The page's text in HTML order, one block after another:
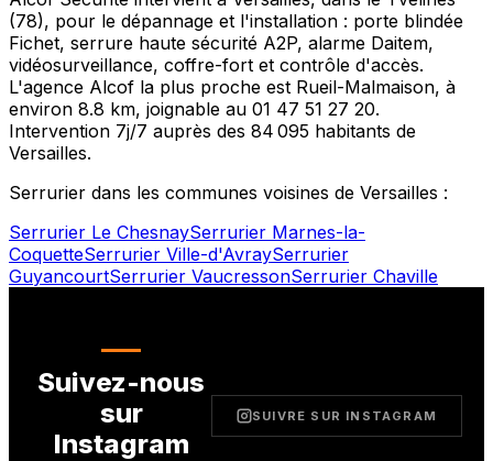
(78), pour le dépannage et l'installation : porte blindée
Fichet, serrure haute sécurité A2P, alarme Daitem,
vidéosurveillance, coffre-fort et contrôle d'accès.
L'agence Alcof la plus proche est Rueil-Malmaison, à
environ 8.8 km, joignable au 01 47 51 27 20.
Intervention 7j/7 auprès des 84 095 habitants de
Versailles.
Serrurier dans les communes voisines de Versailles :
Serrurier Le ChesnaySerrurier Marnes-la-
CoquetteSerrurier Ville-d'AvraySerrurier
GuyancourtSerrurier VaucressonSerrurier Chaville
Suivez-nous
sur
Instagram
SUIVRE SUR INSTAGRAM